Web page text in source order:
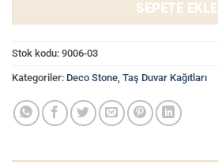
SEPETE EKLE
Stok kodu: 9006-03
Kategoriler: Deco Stone Taş Duvar Kağıtları